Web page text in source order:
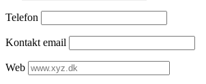
Telefon
Kontakt email
Web